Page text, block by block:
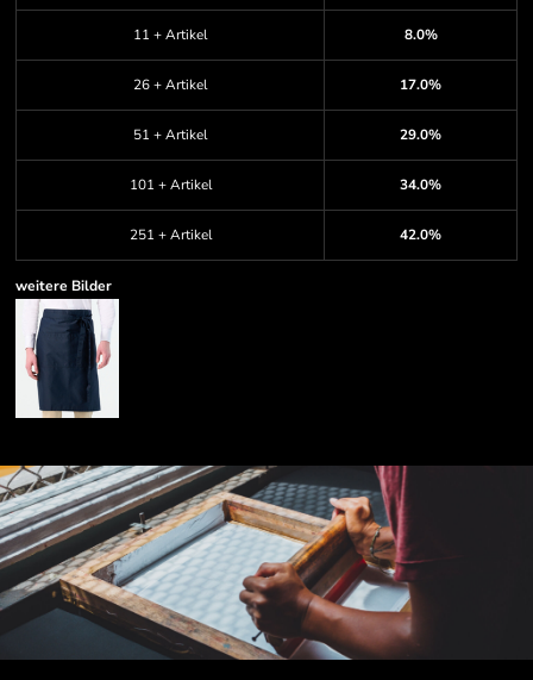
11 + Artikel 8.0%
26 + Artikel 17.0%
51 + Artikel 29.0%
101 + Artikel 34.0%
251 + Artikel 42.0%
weitere Bilder